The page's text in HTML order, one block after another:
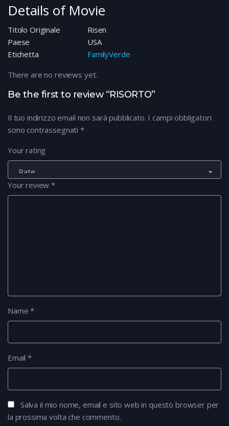
Details of Movie
Titolo Originale
Risen
Paese
USA
Etichetta
FamilyVerde
Be the first to review “RISORTO”
Il tuo indirizzo email non sarà pubblicato. I campi obbligatori
sono contrassegnati *
Your rating
Your review*
Name*
Email*
Salva il mio nome, email e sito web in questo browser per
la prossima volta che commento.
There are no reviews yet.